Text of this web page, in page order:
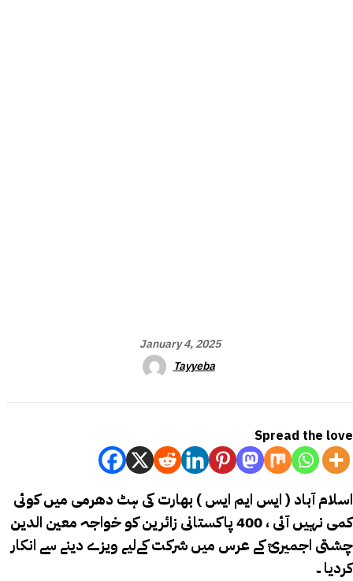
January 4, 2025
Tayyeba
Spread the love
اسلام آباد ( ایس ایم ایس ) بھارت کی ہٹ دھرمی میں کوئی
کمی نہیں آئی ، 400 پاکستانی زائرین کو خواجہ معین الدین
چشتی اجمیریؒ کے عرس میں شرکت کےلیے ویزے دینے سے انکار
کردیا ۔